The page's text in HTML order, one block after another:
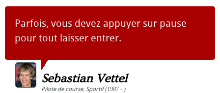
Parfois, vous devez appuyer sur pause
pour tout laisser entrer.
Sebastian Vettel
Pilote de course, Sportif(1987 - )